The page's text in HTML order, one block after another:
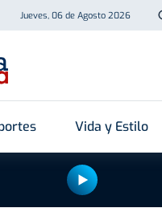
Jueves, 06 de Agosto 2026
Vida y Estilo